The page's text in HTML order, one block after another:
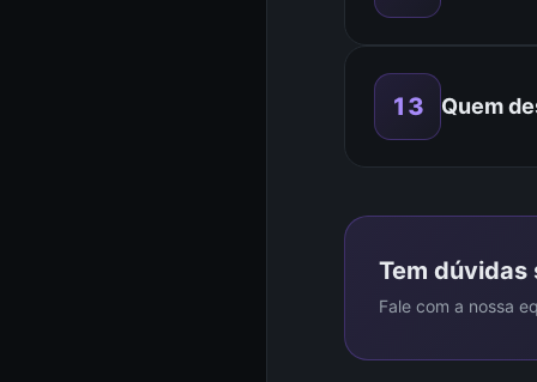
13 Quem
Tem dúvidas
Fale com a nossa